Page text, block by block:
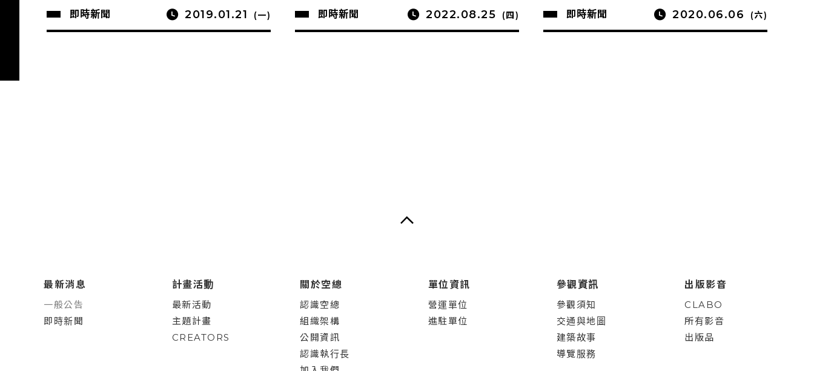
即時新聞 2019.01.21 (一) 即時新聞 2022.08.25 (四) 即時新聞 2020.06.06 (六)
最新消息
一般公告
即時新聞
計畫活動
最新活動
主題計畫
CREATORS
關於空總
認識空總
組織架構
公開資訊
認識執行長
單位資訊
營運單位
進駐單位
參觀資訊
參觀須知
交通與地圖
建築故事
導覽服務
出版影音
CLABO
所有影音
出版品